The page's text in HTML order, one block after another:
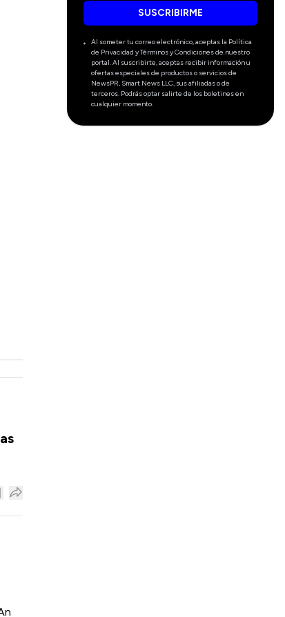
SUSCRIBIRME
Al someter tu correo electrónico, aceptas la Política
de Privacidad y Términos y Condiciones de nuestro
portal. Al suscribirte, aceptas recibir información u
ofertas especiales de productos o servicios de
NewsPR, Smart News LLC, sus afiliadas o de
terceros. Podrás optar salirte de los boletines en
cualquier momento.